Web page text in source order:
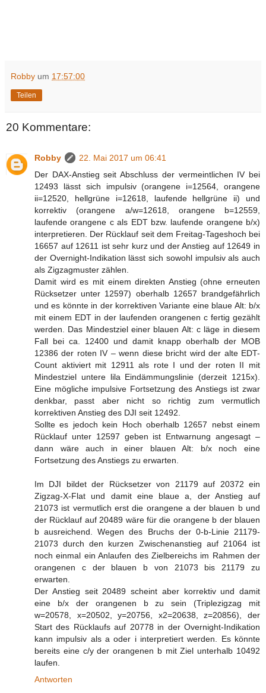
Robby um 17:57:00
Teilen
20 Kommentare:
Robby
22. Mai 2017 um 06:41
Der DAX-Anstieg seit Abschluss der vermeintlichen IV bei
12493 lässt sich impulsiv (orangene i=12564, orangene
ii=12520, hellgrüne i=12618, laufende hellgrüne ii) und
korrektiv (orangene a/w=12618, orangene b=12559,
laufende orangene c als EDT bzw. laufende orangene b/x)
interpretieren. Der Rücklauf seit dem Freitag-Tageshoch bei
16657 auf 12611 ist sehr kurz und der Anstieg auf 12649 in
der Overnight-Indikation lässt sich sowohl impulsiv als auch
als Zigzagmuster zählen.
Damit wird es mit einem direkten Anstieg (ohne erneuten
Rücksetzer unter 12597) oberhalb 12657 brandgefährlich
und es könnte in der korrektiven Variante eine blaue Alt: b/x
mit einem EDT in der laufenden orangenen c fertig gezählt
werden. Das Mindestziel einer blauen Alt: c läge in diesem
Fall bei ca. 12400 und damit knapp oberhalb der MOB
12386 der roten IV – wenn diese bricht wird der alte EDT-
Count aktiviert mit 12911 als rote I und der roten II mit
Mindestziel untere lila Eindämmungslinie (derzeit 1215x).
Eine mögliche impulsive Fortsetzung des Anstiegs ist zwar
denkbar, passt aber nicht so richtig zum vermutlich
korrektiven Anstieg des DJI seit 12492.
Sollte es jedoch kein Hoch oberhalb 12657 nebst einem
Rücklauf unter 12597 geben ist Entwarnung angesagt –
dann wäre auch in einer blauen Alt: b/x noch eine
Fortsetzung des Anstiegs zu erwarten.
Im DJI bildet der Rücksetzer von 21179 auf 20372 ein
Zigzag-X-Flat und damit eine blaue a, der Anstieg auf
21073 ist vermutlich erst die orangene a der blauen b und
der Rücklauf auf 20489 wäre für die orangene b der blauen
b ausreichend. Wegen des Bruchs der 0-b-Linie 21179-
21073 durch den kurzen Zwischenanstieg auf 21064 ist
noch einmal ein Anlaufen des Zielbereichs im Rahmen der
orangenen c der blauen b von 21073 bis 21179 zu
erwarten.
Der Anstieg seit 20489 scheint aber korrektiv und damit
eine b/x der orangenen b zu sein (Triplezigzag mit
w=20578, x=20502, y=20756, x2=20638, z=20856), der
Start des Rücklaufs auf 20778 in der Overnight-Indikation
kann impulsiv als a oder i interpretiert werden. Es könnte
bereits eine c/y der orangenen b mit Ziel unterhalb 10492
laufen.
Antworten